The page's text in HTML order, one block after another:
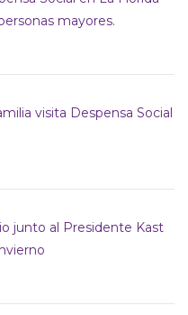
mayores.
visita Despensa Social
junto al Presidente Kast